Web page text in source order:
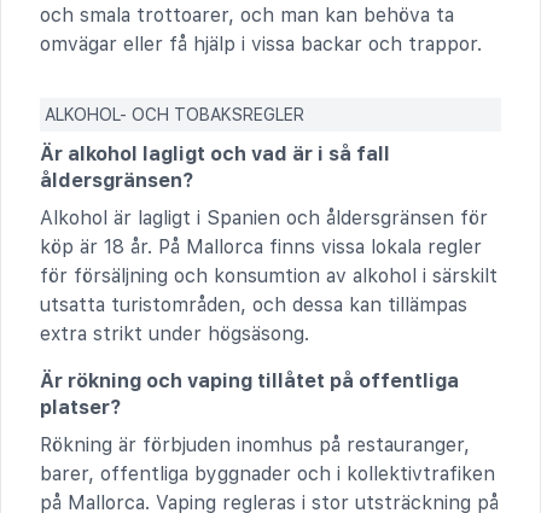
och smala trottoarer, och man kan behöva ta
omvägar eller få hjälp i vissa backar och trappor.
ALKOHOL- OCH TOBAKSREGLER
Är alkohol lagligt och vad är i så fall
åldersgränsen?
Alkohol är lagligt i Spanien och åldersgränsen för
köp är 18 år. På Mallorca finns vissa lokala regler
för försäljning och konsumtion av alkohol i särskilt
utsatta turistområden, och dessa kan tillämpas
extra strikt under högsäsong.
Är rökning och vaping tillåtet på offentliga
platser?
Rökning är förbjuden inomhus på restauranger,
barer, offentliga byggnader och i kollektivtrafiken
på Mallorca. Vaping regleras i stor utsträckning på